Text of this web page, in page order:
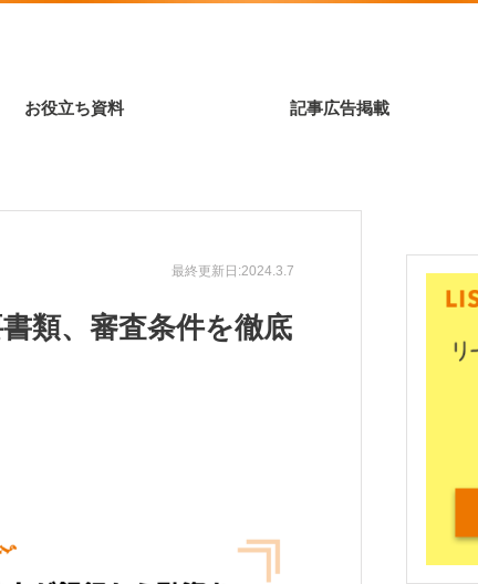
お役立ち資料 記事広告掲載
最終更新日:2024.3.7
類、審査条件を徹底